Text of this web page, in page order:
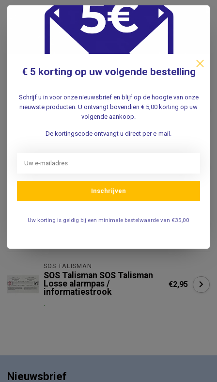
Specificaties
Gerelateerde producten
SOS TALISMAN
SOS Talisman SOS Talisman
Halsketting RVS
€27,50
SOS Talisman SOS Talisman
.
SOS Talisman SOS Talisman
€29,50
SOS TALISMAN
SOS Talisman SOS Talisman
Losse alarmpas /
informatiestrook
.
€2,95
Nieuwsbrief
€ 5 korting op uw volgende bestelling
Schrijf u in voor onze nieuwsbrief en blijf op de hoogte van onze
nieuwste producten. U ontvangt bovendien € 5,00 korting op uw
volgende aankoop.
De kortingscode ontvangt u direct per e-mail.
Inschrijven
Uw korting is geldig bij een minimale bestelwaarde van €35,00